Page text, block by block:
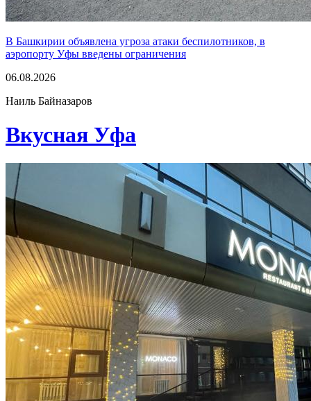
В Башкирии объявлена угроза атаки беспилотников, в
аэропорту Уфы введены ограничения
06.08.2026
Наиль Байназаров
Вкусная Уфа